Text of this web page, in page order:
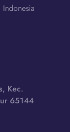
Indonesia
Kec.
65144